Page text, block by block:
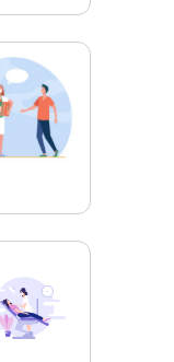
€
€